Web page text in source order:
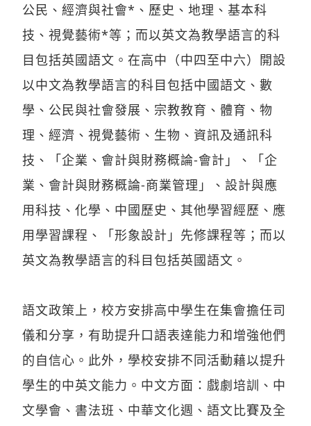
公民、經濟與社會*、歷史、地理、基本科
技、視覺藝術*等；而以英文為教學語言的科
目包括英國語文。在高中（中四至中六）開設
以中文為教學語言的科目包括中國語文、數
學、公民與社會發展、宗教教育、體育、物
理、經濟、視覺藝術、生物、資訊及通訊科
技、「企業、會計與財務概論-會計」、「企
業、會計與財務概論-商業管理」、設計與應
用科技、化學、中國歷史、其他學習經歷、應
用學習課程、「形象設計」先修課程等；而以
英文為教學語言的科目包括英國語文。
語文政策上，校方安排高中學生在集會擔任司
儀和分享，有助提升口語表達能力和增強他們
的自信心。此外，學校安排不同活動藉以提升
學生的中英文能力。中文方面：戲劇培訓、中
文學會、書法班、中華文化週、語文比賽及全